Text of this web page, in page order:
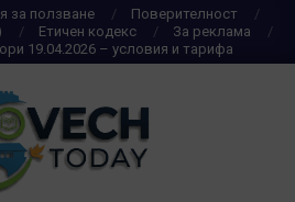
за ползване
Поверителност
Етичен кодекс
За реклама
19.04.2026 – условия и тарифа